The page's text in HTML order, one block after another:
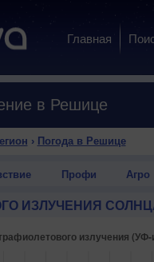
Главная
в Решице
› Погода в Решице
Профи Агро
ИЗЛУЧЕНИЯ